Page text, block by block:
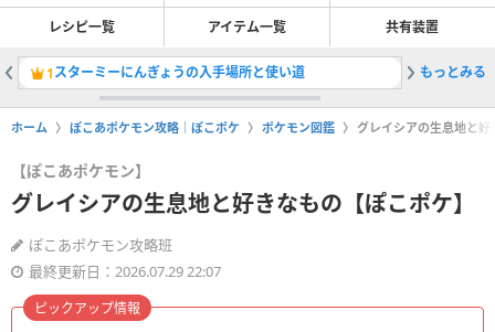
レシピ一覧 アイテム一覧 共有装置
1スターミーにんぎょうの入手場所と使い道 2生息地
もっとみる
ホーム ぽこあポケモン攻略｜ぽこポケ ポケモン図鑑 グレイシアの生息地と
【ぽこあポケモン】
グレイシアの生息地と好きなもの【ぽこポケ】
ぽこあポケモン攻略班
最終更新日：2026.07.29 22:07
ピックアップ情報